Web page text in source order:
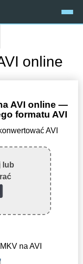
online
AVI online —
formatu AVI
AVI
lub
na AVI